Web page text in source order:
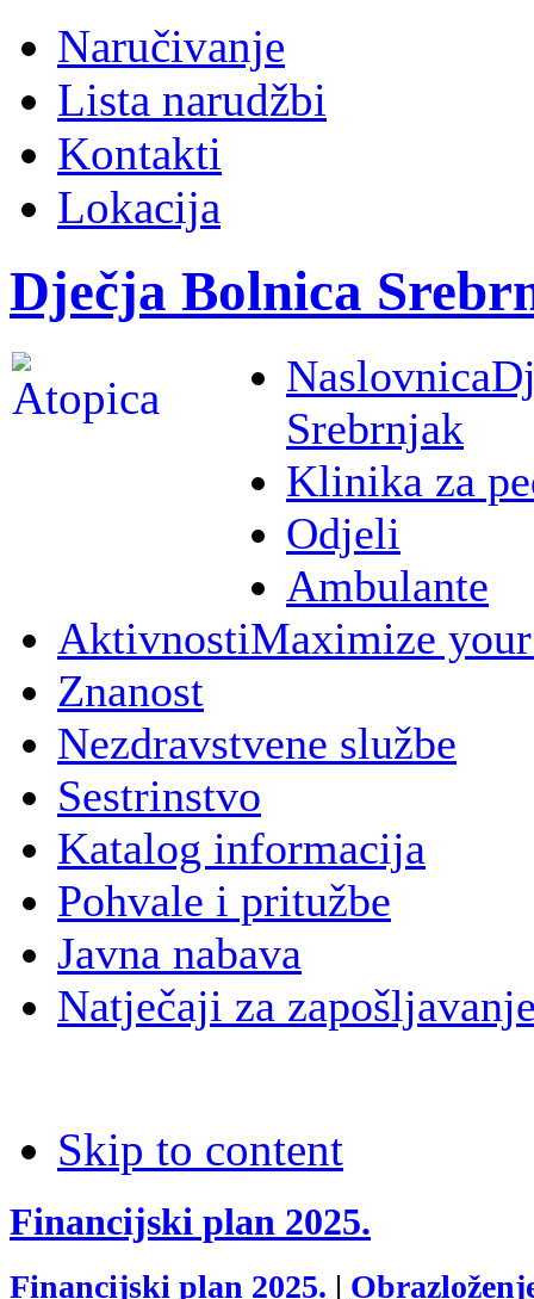
Naručivanje
Lista narudžbi
Kontakti
Lokacija
Dječja Bolnica
Naslovnica
Srebrnjak
Klinika za
Odjeli
Ambulante
AktivnostiMaximize
Znanost
Nezdravstvene službe
Sestrinstvo
Katalog informacija
Pohvale i pritužbe
Javna nabava
Natječaji za
Skip to content
Financijski plan 2025.
Financijski plan 2025. |